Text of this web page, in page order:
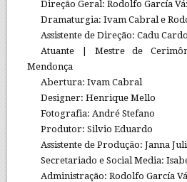
Direção Geral: Rodolfo García
Dramaturgia: Ivam Cabral e
Assistente de Direção: Cadu
Atuante | Mestre de
Mendonça
Abertura: Ivam Cabral
Designer: Henrique Mello
Fotografia: André Stefano
Produtor: Silvio Eduardo
Assistente de Produção: Janna
Secretariado e Social Media:
Administração: Rodolfo García